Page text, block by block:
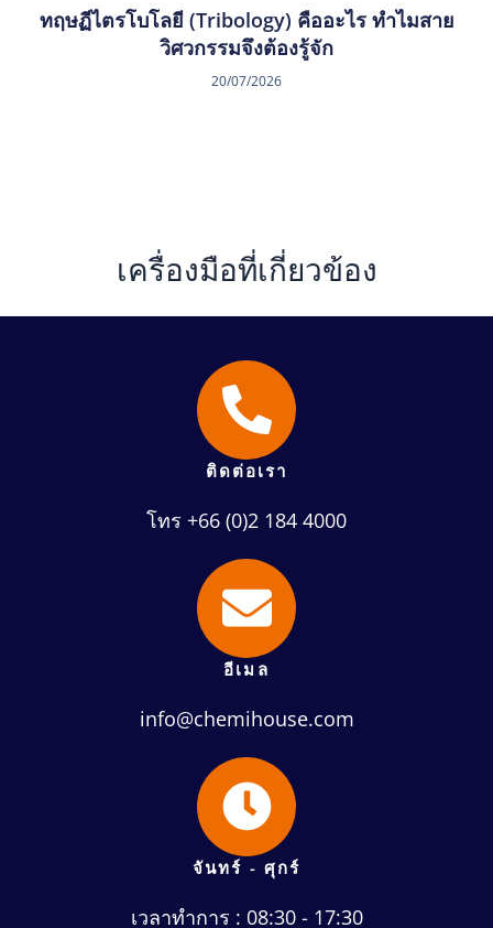
ทฤษฏีไตรโบโลยี (Tribology) คืออะไร ทำไมสาย
วิศวกรรมจึงต้องรู้จัก
20/07/2026
เครื่องมือที่เกี่ยวข้อง
ติดต่อเรา
โทร +66 (0)2 184 4000
อีเมล
info@chemihouse.com
จันทร์ - ศุกร์
เวลาทำการ : 08:30 - 17:30